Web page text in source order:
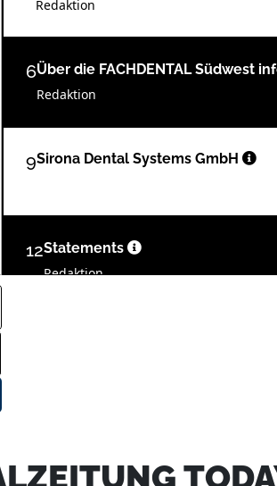
Redaktion
6Über die FACHDENTAL Südwest
Redaktion
9Sirona Dental Systems GmbH
12Statements
Redaktion